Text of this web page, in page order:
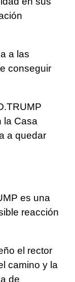
a las
conseguir
la Casa
a quedar
es una
reacción
el rector
camino y la
de